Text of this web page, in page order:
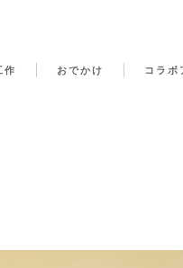
作 おでかけ コラボ